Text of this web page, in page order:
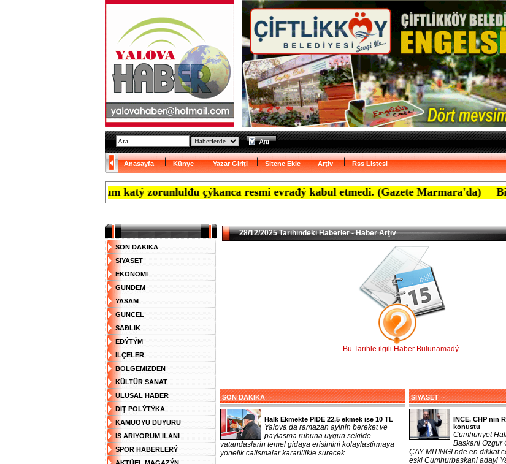
Anasayfa Künye Yazar Giriţi Sitene Ekle Arţiv Rss Listesi
bodrum katý zorunlulđu çýkanca resmi evrađý kabul etmedi. (Gazete Marmara'da) Biraz
SON DAKIKA
SIYASET
EKONOMI
GÜNDEM
YASAM
GÜNCEL
SAĐLIK
EĐÝTÝM
ILÇELER
BÖLGEMIZDEN
KÜLTÜR SANAT
ULUSAL HABER
DIŢ POLÝTÝKA
KAMUOYU DUYURU
IS ARIYORUM ILANI
SPOR HABERLERÝ
28/12/2025 Tarihindeki Haberler - Haber Arţiv
Bu Tarihle ilgili Haber Bulunamadý.
SON DAKIKA ¬
Halk Ekmekte PIDE 22,5 ekmek ise 10 TL
Yalova da ramazan ayinin bereket ve
paylasma ruhuna uygun sekilde
vatandaslarin temel gidaya erisimini kolaylastirmaya
yonelik calismalar kararlilikle surecek....
SIYASET ¬
INCE, CHP nin
konustu
Cumhuriyet
Baskani Ozgur
ÇAY MITINGI nde en dikkat
eski Cumhurbaskani adayi